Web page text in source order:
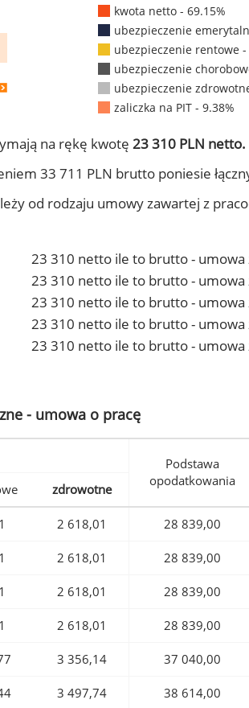
kwota netto - 69.15%
ubezpieczenie
ubezpieczenie rentowe -
ubezpieczenie
ubezpieczenie
zaliczka na PIT - 9.38%
na rękę kwotę 23 310 PLN netto.
33 711 PLN brutto poniesie
od rodzaju umowy zawartej z
23 310 netto ile to brutto -
23 310 netto ile to brutto - umowa
23 310 netto ile to brutto - umowa
23 310 netto ile to brutto -
23 310 netto ile to brutto - umowa
- umowa o pracę
Podstawa
opodatkowania
zdrowotne
2 618,01 28 839,00
2 618,01 28 839,00
2 618,01 28 839,00
2 618,01 28 839,00
3 356,14 37 040,00
3 497,74 38 614,00